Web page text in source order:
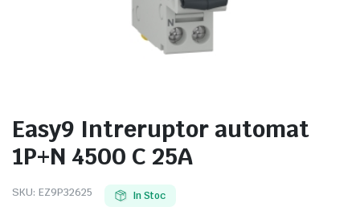
Easy9 Intreruptor automat
1P+N 4500 C 25A
SKU: EZ9P32625 In Stoc